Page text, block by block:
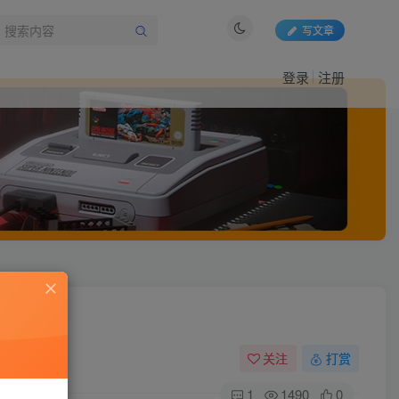
写文章
登录 注册
关注 打赏
1 1490 0